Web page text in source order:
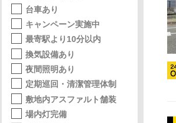
台車あり
キャンペーン実施中
最寄駅より10分以内
換気設備あり
夜間照明あり
定期巡回・清潔管理体制
敷地内アスファルト舗装
場内灯完備